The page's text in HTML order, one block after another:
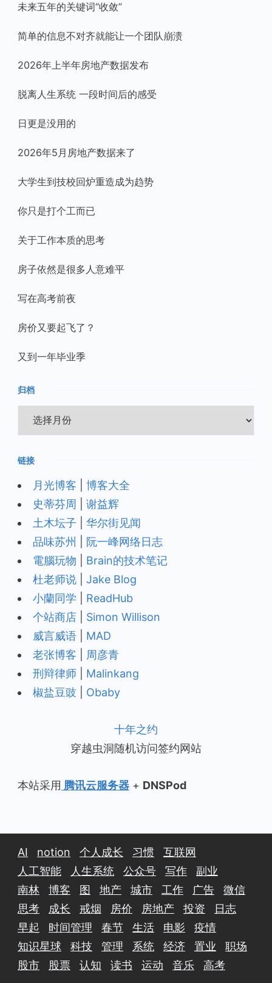
未来五年的关键词“收敛”
简单的信息不对齐就能让一个团队崩溃
2026年上半年房地产数据发布
脱离人生系统 一段时间后的感受
日更是没用的
2026年5月房地产数据来了
大学生到技校回炉重造成为趋势
你只是打个工而已
关于工作本质的思考
房子依然是很多人意难平
写在高考前夜
房价又要起飞了？
又到一年毕业季
归档
档
链接
月光博客
博客大全
史蒂芬周
谢益辉
土木坛子
华尔街见闻
品味苏州
阮一峰网络日志
電腦玩物
Brain的技术笔记
杜老师说
Jake Blog
小蘭同学
ReadHub
个站商店
Simon Willison
威言威语
MAD
老张博客
周彦青
刑辩律师
Malinkang
椒盐豆豉
Obaby
十年之约
穿越虫洞随机访问签约网站
本站采用 腾讯云服务器 + DNSPod
AI notion 个人成长 习惯
互联网
人工智能
人生系统 公众号 写作
副业
南林
博客 图 地产 城市 工作 广告
微信
思考
成长 戒烟 房价 房地产 投资
日志
早起
时间管理 春节 生活 电影
疫情
知识星球
科技 管理 系统 经济 置业
职场
股市
股票 认知 读书 运动 音乐 高考